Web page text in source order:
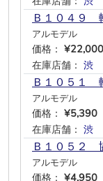
Ｂ１０４９
アルモデル
価格： ¥22,000
在庫店舗： 渋
Ｂ１０５１
アルモデル
価格： ¥5,390
在庫店舗： 渋
Ｂ１０５２
アルモデル
価格： ¥4,950